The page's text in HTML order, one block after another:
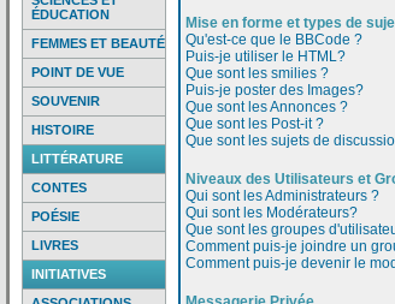
ÉDUCATION
FEMMES ET BEAUTÉ
POINT DE VUE
SOUVENIR
HISTOIRE
LITTÉRATURE
CONTES
POÉSIE
LIVRES
INITIATIVES
Mise en forme et types de
Qu'est-ce que le BBCode ?
Puis-je utiliser le HTML?
Que sont les smilies ?
Puis-je poster des Images?
Que sont les Annonces ?
Que sont les Post-it ?
Que sont les sujets de
Niveaux des Utilisateurs et
Qui sont les Administrateurs ?
Qui sont les Modérateurs?
Que sont les groupes
Comment puis-je joindre un
Comment puis-je devenir le